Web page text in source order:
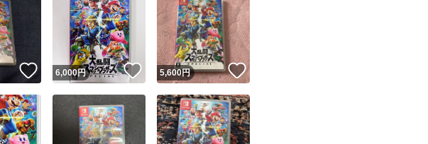
安心取引出品者
安心取引出品者 Yahoo!フリマの基準をクリアした安心・安全なユーザーです
取引実績
取引実績◯+ このユーザーはYahoo!フリマの取引を完了させた実績があります
この商品の情報をコピーします
商品画像の無断転載は禁止されています
コピーは1商品につき1回です
いいね！
6,000円 いいね！
5,600円 いいね！